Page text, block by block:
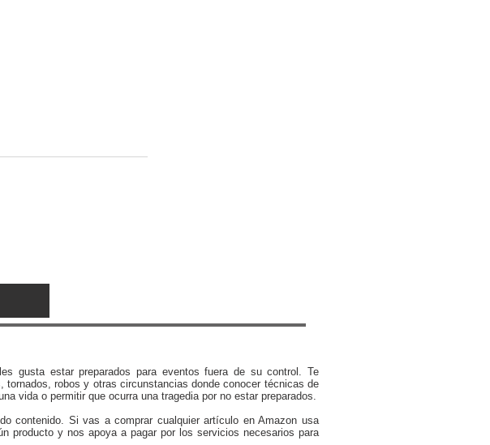
gusta estar preparados para eventos fuera de su control. Te
robos y otras circunstancias donde conocer técnicas de
vida o permitir que ocurra una tragedia por no estar preparados.
contenido. Si vas a comprar cualquier artículo en Amazon usa
producto y nos apoya a pagar por los servicios necesarios para